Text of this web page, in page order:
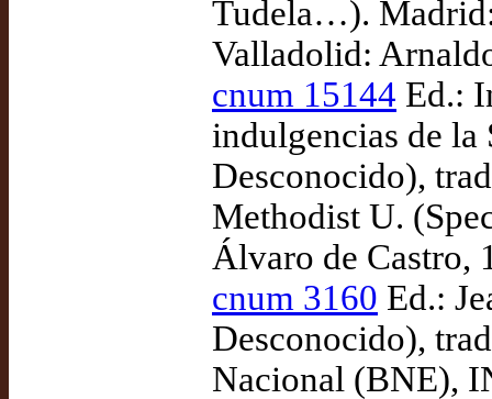
Tudela…).
Valladolid:
cnum 15144 Ed.:
indulgencias de la
Desconocido),
Methodist U.
Álvaro de Castro,
cnum 3160 Ed.:
Desconocido),
Nacional (BNE),